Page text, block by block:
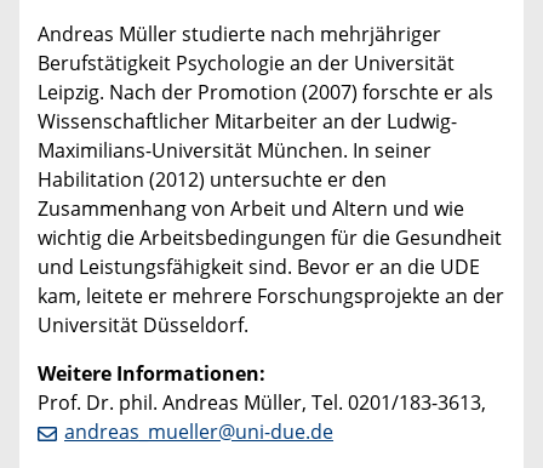
Andreas Müller studierte nach mehrjähriger
Berufstätigkeit Psychologie an der Universität
Leipzig. Nach der Promotion (2007) forschte er als
Wissenschaftlicher Mitarbeiter an der Ludwig-
Maximilians-Universität München. In seiner
Habilitation (2012) untersuchte er den
Zusammenhang von Arbeit und Altern und wie
wichtig die Arbeitsbedingungen für die Gesundheit
und Leistungsfähigkeit sind. Bevor er an die UDE
kam, leitete er mehrere Forschungsprojekte an der
Universität Düsseldorf.
Weitere Informationen:
Prof. Dr. phil. Andreas Müller, Tel. 0201/183-3613,
andreas_mueller@uni-due.de